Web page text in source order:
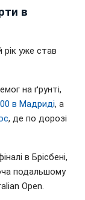
в
уже став
на ґрунті,
в Мадриді, а
, де по дорозі
в Брісбені,
подальшому
Open.